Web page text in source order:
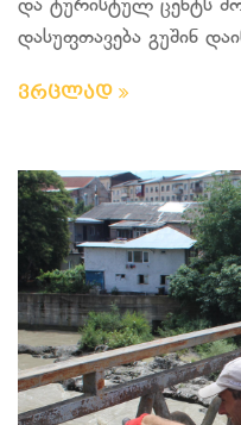
და ტურისტულ ცენტს
დასუფთავება გუშინ
ვრცლად